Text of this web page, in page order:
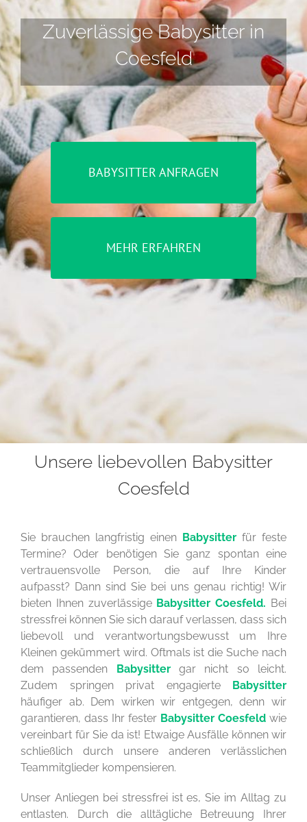
Zuverlässige Babysitter in
Coesfeld
BABYSITTER ANFRAGEN
MEHR ERFAHREN
Unsere liebevollen Babysitter
Coesfeld
Sie brauchen langfristig einen Babysitter für feste
Termine? Oder benötigen Sie ganz spontan eine
vertrauensvolle Person, die auf Ihre Kinder
aufpasst? Dann sind Sie bei uns genau richtig! Wir
bieten Ihnen zuverlässige Babysitter Coesfeld. Bei
stressfrei können Sie sich darauf verlassen, dass sich
liebevoll und verantwortungsbewusst um Ihre
Kleinen gekümmert wird. Oftmals ist die Suche nach
dem passenden Babysittergar nicht so leicht.
Zudem springen privat engagierte Babysitter
häufiger ab. Dem wirken wir entgegen, denn wir
garantieren, dass Ihr fester Babysitter Coesfeld wie
vereinbart für Sie da ist! Etwaige Ausfälle können wir
schließlich durch unsere anderen verlässlichen
Teammitglieder kompensieren.
Unser Anliegen bei stressfrei ist es, Sie im Alltag zu
entlasten. Durch die alltägliche Betreuung Ihrer